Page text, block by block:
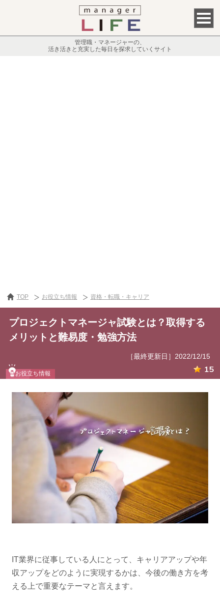
管理職・マネージャーの、
活き活きと充実した毎日を探求していくサイト
TOP お役立ち情報 資格・転職・キャリア
プロジェクトマネージャ試験とは？取得する
メリットと難易度・勉強方法
［最終更新日］2022/12/15
お役立ち情報 15
IT業界に従事している人にとって、キャリアアップや年
収アップをどのように実現するかは、今後の働き方を考
える上で重要なテーマと言えます。